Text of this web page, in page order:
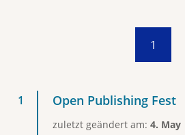
1
Open Publishing Fest
zuletzt geändert am: 4. May